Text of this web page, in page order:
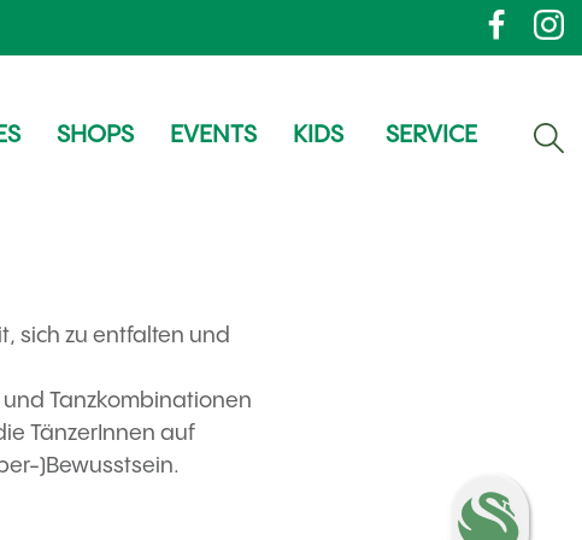
SHOPS EVENTS KIDS SERVICE
sich zu entfalten und
Tanzkombinationen
TänzerInnen auf
)Bewusstsein.